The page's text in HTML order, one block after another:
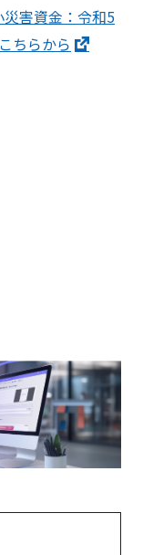
災害資金：令和5
ちらから